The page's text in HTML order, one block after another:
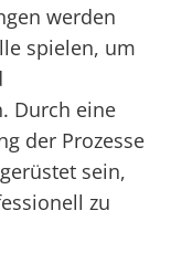
werden
spielen, um
Durch eine
der Prozesse
sein,
zu